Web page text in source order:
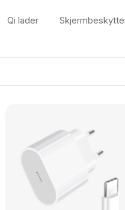
Qi lader